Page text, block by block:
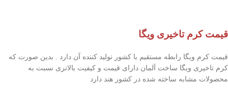
قیمت کرم تاخیری ویگا
قیمت کرم ویگا رابطه مستقیم با کشور تولید کننده آن دارد . بدین صورت که
کرم تاخیری ویگا ساخت آلمان دارای قیمت و کیفیت بالاتری نسبت به
محصولات مشابه ساخته شده در کشور هند دارد